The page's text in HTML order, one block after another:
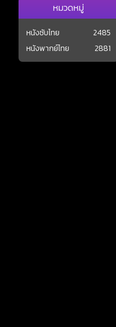
หมวดหมู่
หนังซับไทย
2485
หนังพากย์ไทย
2881